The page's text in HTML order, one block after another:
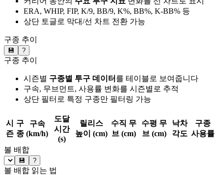
ERA, WHIP, FIP, K/9, BB/9, K%, BB%, K-BB% 등
상단 토글로 막대/선 차트 전환 가능
구종 추이
💾 ?
구종 추이
시즌별 구종별 투구 데이터 를 테이블로 보여줍니다
구속, 무브먼트, 사용률 변화를 시즌별로 추적
상단 필터로 특정 구종만 필터링 가능
시
즌
구
종
구속
(km/h)
도달
시간
(s)
릴리스
높이 (cm)
수직 무
브 (cm)
수평 무
브 (cm)
낙차
각도
구종
사용률
볼 배합
💾 ?
볼 배합 읽는 법